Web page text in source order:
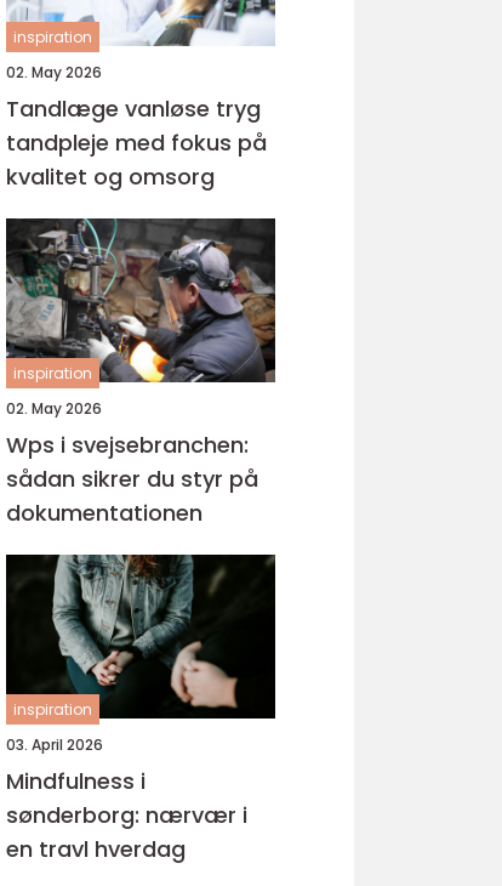
inspiration
02. May 2026
Tandlæge vanløse tryg
tandpleje med fokus på
kvalitet og omsorg
inspiration
02. May 2026
Wps i svejsebranchen:
sådan sikrer du styr på
dokumentationen
inspiration
03. April 2026
Mindfulness i
sønderborg: nærvær i
en travl hverdag